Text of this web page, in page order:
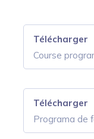
Télécharger
Course
Télécharger
Programa de